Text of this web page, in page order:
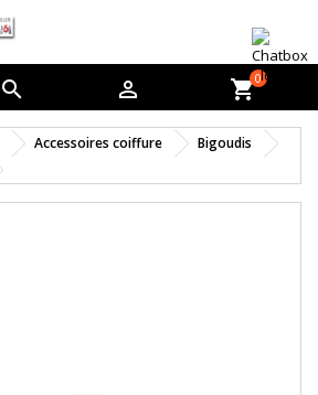
  shopping_cart0
Accessoires coiffure
Bigoudis